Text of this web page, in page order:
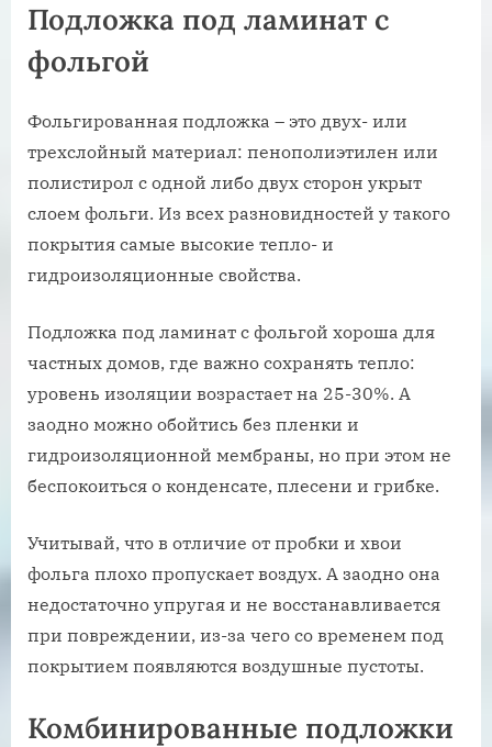
Подложка под ламинат с
фольгой
Фольгированная подложка – это двух- или
трехслойный материал: пенополиэтилен или
полистирол с одной либо двух сторон укрыт
слоем фольги. Из всех разновидностей у такого
покрытия самые высокие тепло- и
гидроизоляционные свойства.
Подложка под ламинат с фольгой хороша для
частных домов, где важно сохранять тепло:
уровень изоляции возрастает на 25-30%. А
заодно можно обойтись без пленки и
гидроизоляционной мембраны, но при этом не
беспокоиться о конденсате, плесени и грибке.
Учитывай, что в отличие от пробки и хвои
фольга плохо пропускает воздух. А заодно она
недостаточно упругая и не восстанавливается
при повреждении, из-за чего со временем под
покрытием появляются воздушные пустоты.
Комбинированные подложки